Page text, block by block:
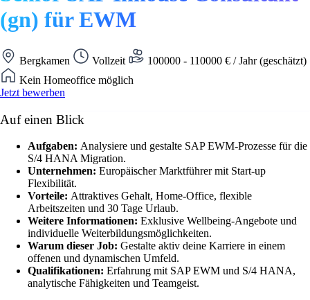
(gn) für EWM
Bergkamen Vollzeit
100000 - 110000 € / Jahr (geschätzt)
Kein Homeoffice möglich
Jetzt bewerben
Auf einen Blick
Aufgaben: Analysiere und gestalte SAP EWM-Prozesse für die
S/4 HANA Migration.
Unternehmen: Europäischer Marktführer mit Start-up
Flexibilität.
Vorteile: Attraktives Gehalt, Home-Office, flexible
Arbeitszeiten und 30 Tage Urlaub.
Weitere Informationen: Exklusive Wellbeing-Angebote und
individuelle Weiterbildungsmöglichkeiten.
Warum dieser Job: Gestalte aktiv deine Karriere in einem
offenen und dynamischen Umfeld.
Qualifikationen: Erfahrung mit SAP EWM und S/4 HANA,
analytische Fähigkeiten und Teamgeist.